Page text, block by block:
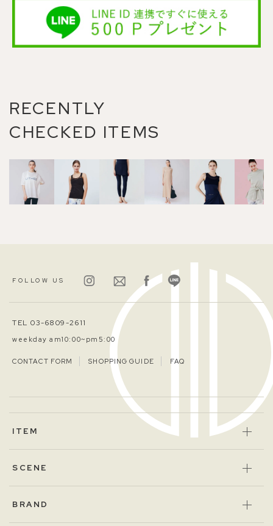
RECENTLY
CHECKED ITEMS
FOLLOW US
TEL 03-6809-2611
weekday am10:00~pm5:00
CONTACT FORM SHOPPING GUIDE FAQ
ITEM
SCENE
BRAND